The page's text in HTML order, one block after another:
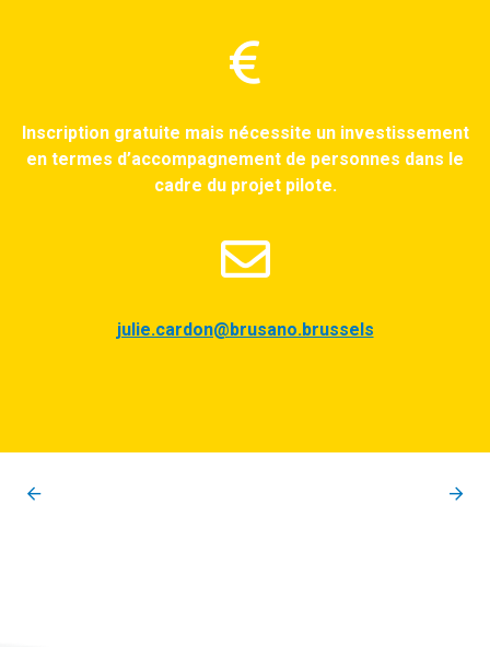
Inscription gratuite mais nécessite un investissement
en termes d’accompagnement de personnes dans le
cadre du projet pilote.
julie.cardon@brusano.brussels